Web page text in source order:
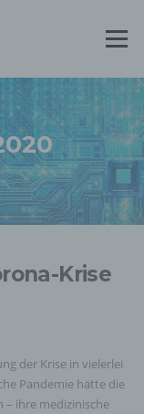
Menü
Krise
der Krise in vielerlei
Pandemie hätte die
– ihre medizinische